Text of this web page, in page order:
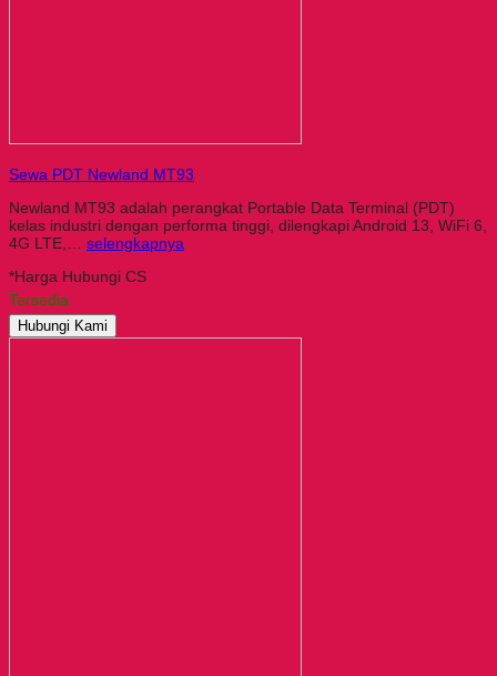
Sewa PDT Newland MT93
Newland MT93 adalah perangkat Portable Data Terminal (PDT)
kelas industri dengan performa tinggi, dilengkapi Android 13, WiFi 6,
4G LTE,… selengkapnya
*Harga Hubungi CS
Tersedia
Hubungi Kami